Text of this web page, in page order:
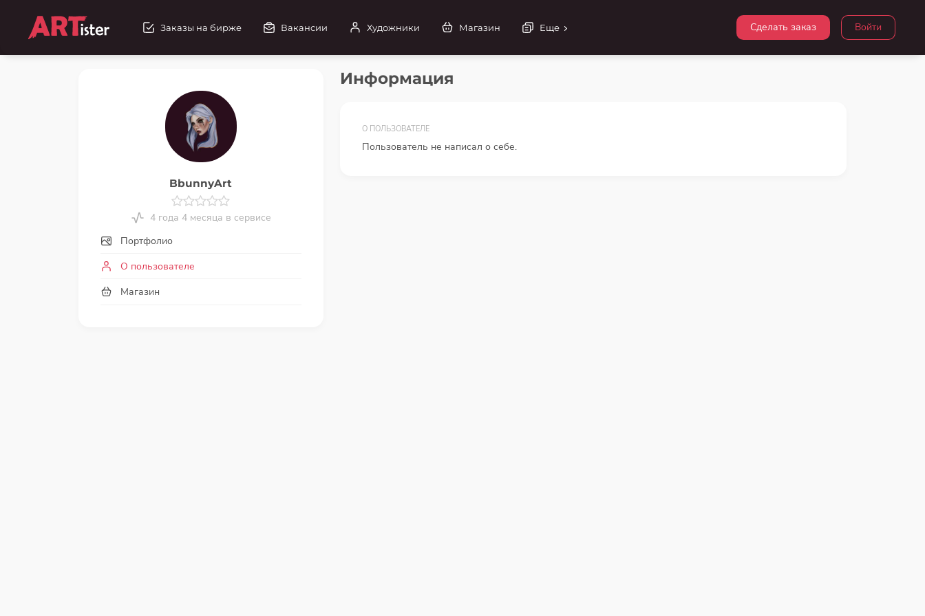
Войти
Сделать заказ
Заказы на бирже Вакансии Художники Магазин Еще
BbunnyArt
4 года 4 месяца в сервисе
Портфолио
О пользователе
Магазин
Информация
О ПОЛЬЗОВАТЕЛЕ
Пользователь не написал о себе.